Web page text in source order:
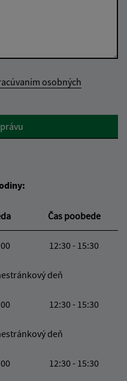
osobných
Čas poobede
12:30 - 15:30
deň
12:30 - 15:30
deň
12:30 - 15:30